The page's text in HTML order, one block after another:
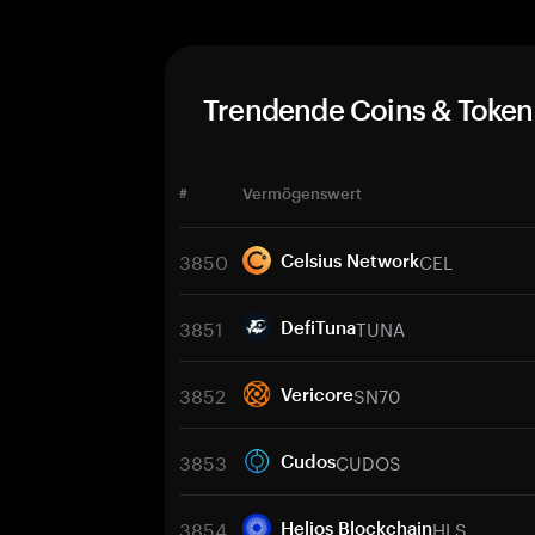
Trendende Coins &
# Vermögenswert
3850 Celsius NetworkCEL
3851 DefiTunaTUNA
3852 VericoreSN70
3853 CudosCUDOS
3854 Helios BlockchainHLS